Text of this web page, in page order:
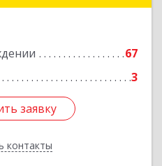
67
3
заявку
контакты
Подробнее
заявку